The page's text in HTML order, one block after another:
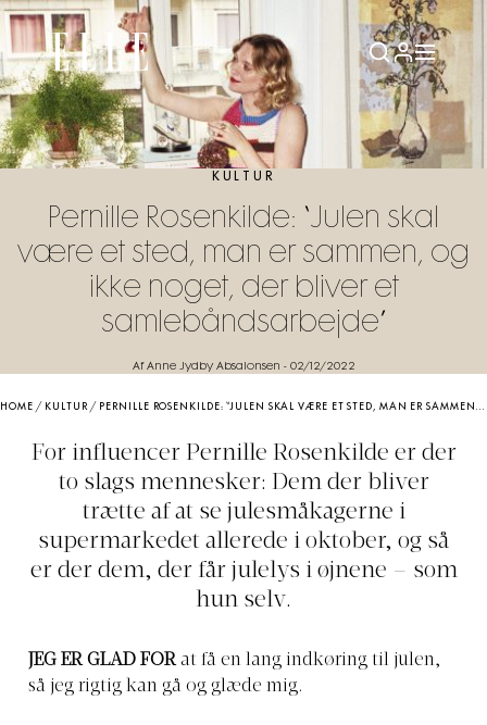
KULTUR
Pernille Rosenkilde: “Julen skal
være et sted, man er sammen, og
ikke noget, der bliver et
samlebåndsarbejde”
Af Anne Jydby Absalonsen - 02/12/2022
HOME / KULTUR/ PERNILLE ROSENKILDE: “JULEN SKAL VÆRE ET STED, MAN ER SAMMEN, OG IKKE NOGET, DER BLIVER ET SAMLEBÅNDSARBEJDE”
For influencer Pernille Rosenkilde er der
to slags mennesker: Dem der bliver
trætte af at se julesmåkagerne i
supermarkedet allerede i oktober, og så
er der dem, der får julelys i øjnene – som
hun selv.
JEG ER GLAD FOR at få en lang indkøring til julen,
så jeg rigtig kan gå og glæde mig.